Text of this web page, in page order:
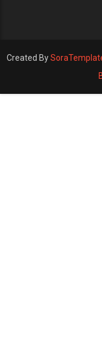
Created By